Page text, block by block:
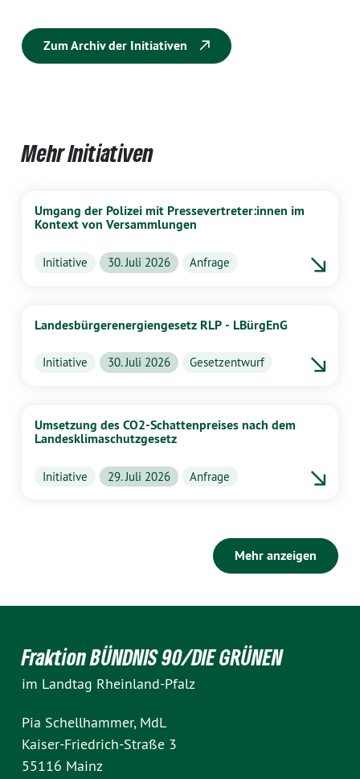
Zum Archiv der Initiativen
Mehr Initiativen
Umgang der Polizei mit Pressevertreter:innen im
Kontext von Versammlungen
Initiative 30. Juli 2026 Anfrage
Landesbürgerenergiengesetz RLP - LBürgEnG
Initiative 30. Juli 2026 Gesetzentwurf
Umsetzung des CO2-Schattenpreises nach dem
Landesklimaschutzgesetz
Initiative 29. Juli 2026 Anfrage
Mehr anzeigen
Fraktion BÜNDNIS 90/DIE GRÜNEN
im Landtag Rheinland-Pfalz
Pia Schellhammer, MdL
Kaiser-Friedrich-Straße 3
55116 Mainz